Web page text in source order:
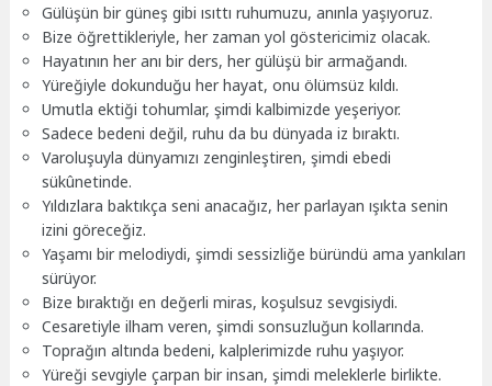
Gülüşün bir güneş gibi ısıttı ruhumuzu, anınla yaşıyoruz.
Bize öğrettikleriyle, her zaman yol göstericimiz olacak.
Hayatının her anı bir ders, her gülüşü bir armağandı.
Yüreğiyle dokunduğu her hayat, onu ölümsüz kıldı.
Umutla ektiği tohumlar, şimdi kalbimizde yeşeriyor.
Sadece bedeni değil, ruhu da bu dünyada iz bıraktı.
Varoluşuyla dünyamızı zenginleştiren, şimdi ebedi
sükûnetinde.
Yıldızlara baktıkça seni anacağız, her parlayan ışıkta senin
izini göreceğiz.
Yaşamı bir melodiydi, şimdi sessizliğe büründü ama yankıları
sürüyor.
Bize bıraktığı en değerli miras, koşulsuz sevgisiydi.
Cesaretiyle ilham veren, şimdi sonsuzluğun kollarında.
Toprağın altında bedeni, kalplerimizde ruhu yaşıyor.
Yüreği sevgiyle çarpan bir insan, şimdi meleklerle birlikte.